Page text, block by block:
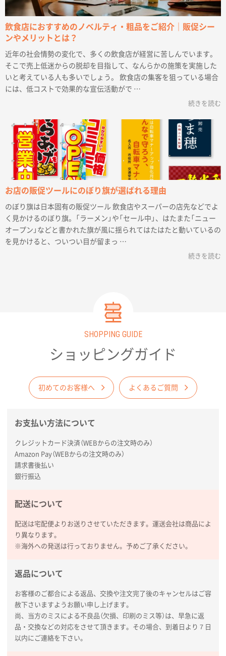
飲食店におすすめのノベルティ・粗品をご紹介｜販促シー
ンやメリットとは？
近年の社会情勢の変化で、多くの飲食店が経営に苦しんでいます。
そこで売上低迷からの脱却を目指して、なんらかの施策を実施した
いと考えている人も多いでしょう。 飲食店の集客を狙っている場合
には、低コストで効果的な宣伝活動がで …
続きを読む
お店の販促ツールにのぼり旗が選ばれる理由
のぼり旗は日本固有の販促ツール 飲食店やスーパーの店先などでよ
く見かけるのぼり旗。「ラーメン」や「セール中」、はたまた「ニュー
オープン」などと書かれた旗が風に揺られてはたはたと動いているの
を見かけると、ついつい目が留まっ …
続きを読む
SHOPPING GUIDE
ショッピングガイド
初めてのお客様へ よくあるご質問
お支払い方法について
クレジットカード決済（WEBからの注文時のみ）
Amazon Pay（WEBからの注文時のみ）
請求書後払い
銀行振込
配送について
配送は宅配便よりお送りさせていただきます。運送会社は商品によ
り異なります。
※海外への発送は行っておりません。予めご了承ください。
返品について
お客様のご都合による返品、交換や注文完了後のキャンセルはご容
赦下さいますようお願い申し上げます。
尚、当方のミスによる不良品（欠損、印刷のミス等）は、早急に返
品・交換などの対応をさせて頂きます。その場合、到着日より７日
以内にご連絡を下さい。